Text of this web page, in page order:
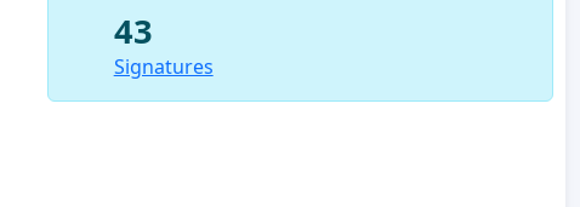
43
Signatures